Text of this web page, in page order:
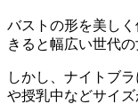
バストの形を美し
きると幅広い世代
しかし、ナイトブ
や授乳中などサイ